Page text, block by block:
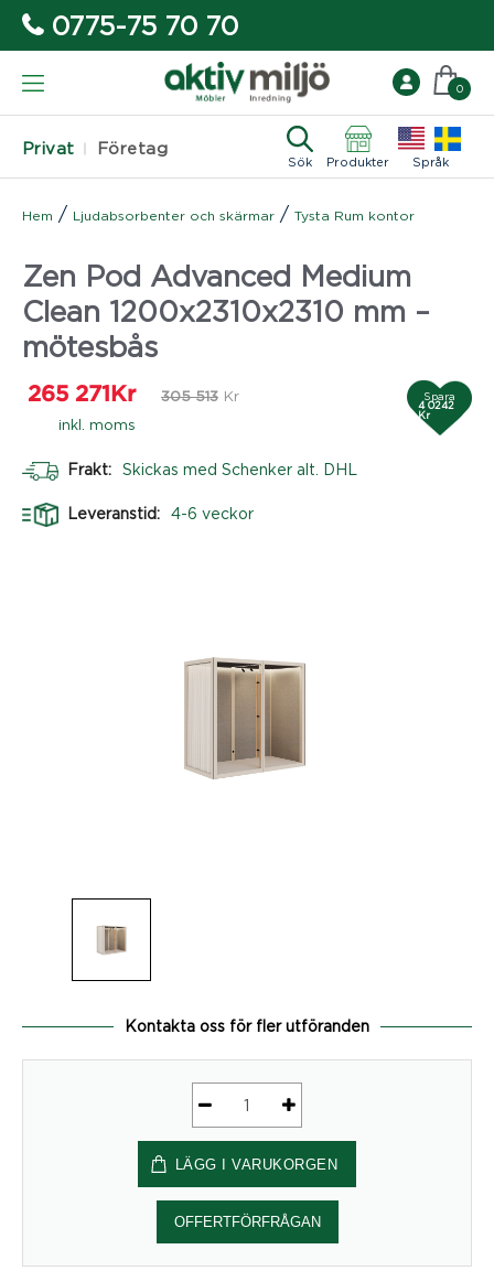
0775-75 70 70
Privat Företag
Sök Produkter Språk
0
Hem / Ljudabsorbenter och skärmar / Tysta Rum kontor
Zen Pod Advanced Medium
Clean 1200x2310x2310 mm –
mötesbås
265 271 Kr
inkl. moms
305 513 Kr Spara
4 0242
Kr
Frakt: Skickas med Schenker alt. DHL
Leveranstid: 4-6 veckor
Kontakta oss för fler utföranden
Pod
Advanced
Medium
Clean
1200x2310x2310
LÄGG I VARUKORGEN
OFFERTFÖRFRÅGAN